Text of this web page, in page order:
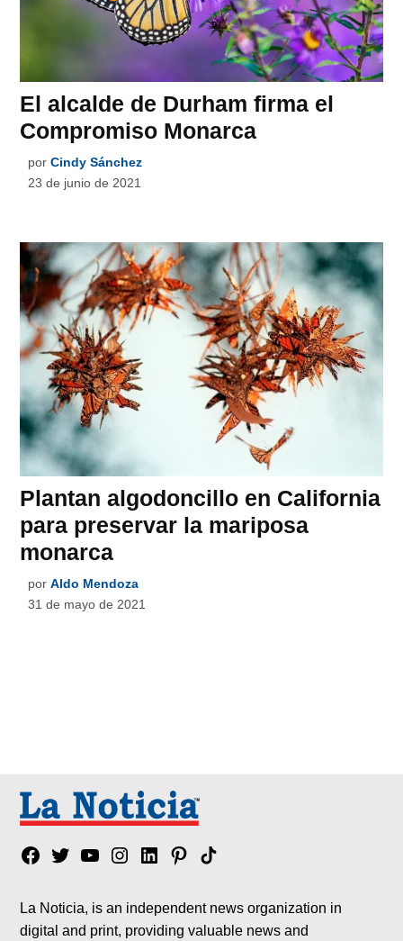
El alcalde de Durham firma el
Compromiso Monarca
por Cindy Sánchez
23 de junio de 2021
Plantan algodoncillo en California
para preservar la mariposa
monarca
por Aldo Mendoza
31 de mayo de 2021
Facebook
TwitterYouTubeInstagram
LinkedinPinterest
Tik
La Noticia, is an independent news organization in
digital and print, providing valuable news and